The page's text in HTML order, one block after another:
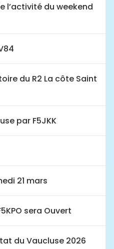
l’activité du weekend
du R2 La côte Saint
par F5JKK
21 mars
sera Ouvert
du Vaucluse 2026